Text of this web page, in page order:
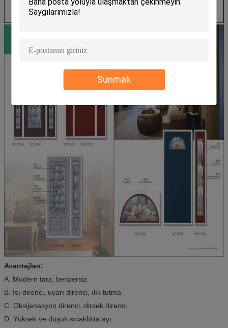
Sunmak
3.Ev elektrikli cihaz
6. El işleri ve hafif dekorasyonlar.
Avantajları:
A. Modern tarz, benzersiz
B. Isı direnci, uyarı direnci, ılık tutma
C. Oksijenasyon direnci, dirsek direnci
D. Yüksek ve düşük sıcaklıkta ayı